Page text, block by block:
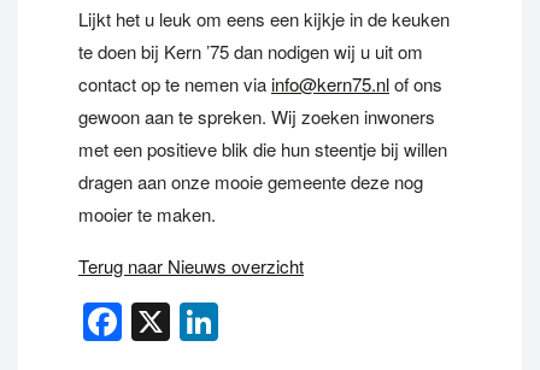
Lijkt het u leuk om eens een kijkje in de keuken
te doen bij Kern ’75 dan nodigen wij u uit om
contact op te nemen viainfo@kern75.nlof ons
gewoon aan te spreken. Wij zoeken inwoners
met een positieve blik die hun steentje bij willen
dragen aan onze mooie gemeente deze nog
mooier te maken.
Terug naar Nieuws overzicht
Facebook
X